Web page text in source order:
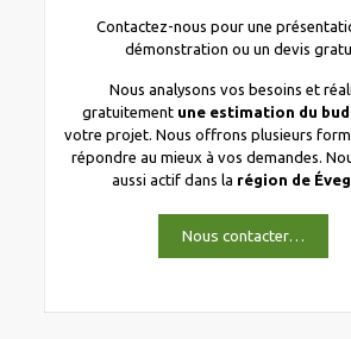
Contactez-nous pour une
démonstration ou un devis
Nous analysons vos besoins et
gratuitement une estimation du
votre projet. Nous offrons plusieurs
répondre au mieux à vos demandes.
aussi actif dans la région de
Nous contacter…